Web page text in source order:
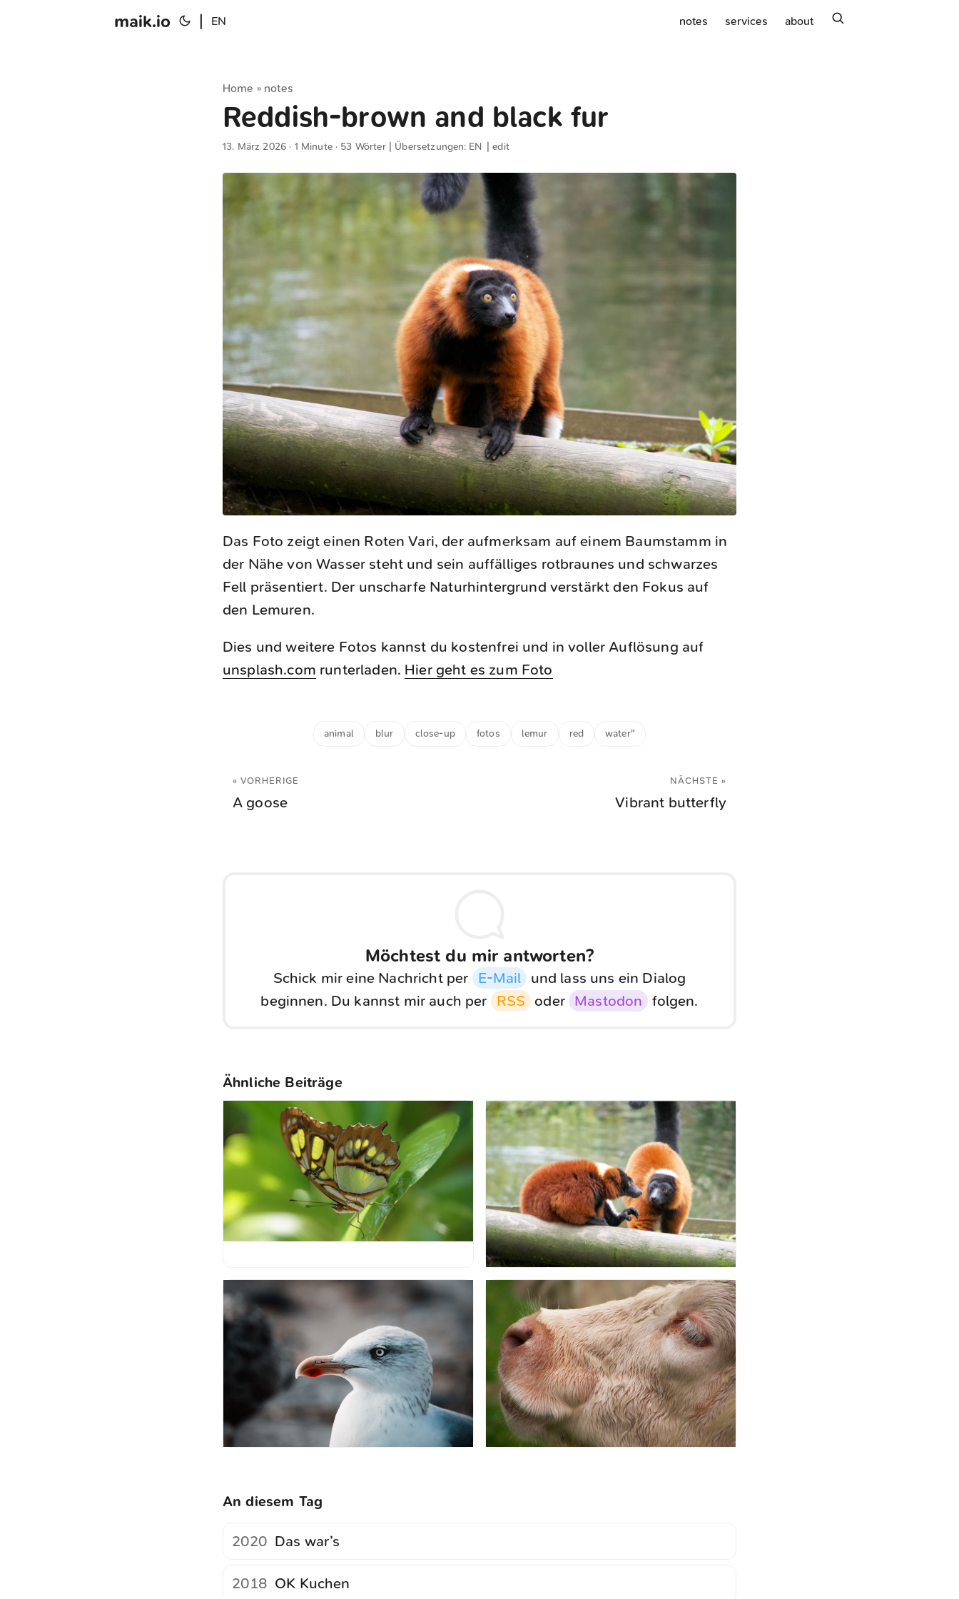
maik.io EN notes services about
Home » notes
Reddish-brown and black fur
13. März 2026 · 1 Minute · 53 Wörter | Übersetzungen: EN |edit
Das Foto zeigt einen Roten Vari, der aufmerksam auf einem Baumstamm in
der Nähe von Wasser steht und sein auffälliges rotbraunes und schwarzes
Fell präsentiert. Der unscharfe Naturhintergrund verstärkt den Fokus auf
den Lemuren.
Dies und weitere Fotos kannst du kostenfrei und in voller Auflösung auf
unsplash.com runterladen. Hier geht es zum Foto
animal blur close-up fotos lemur red water"
« VORHERIGE
A goose
NÄCHSTE »
Vibrant butterfly
Möchtest du mir antworten?
Schick mir eine Nachricht per E-Mail
und lass uns ein Dialog
beginnen. Du kannst mir auch per
RSS oder Mastodon folgen.
Ähnliche Beiträge
An diesem Tag
2020 Das war’s
2018 OK Kuchen